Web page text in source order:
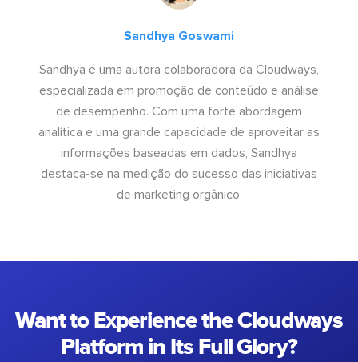
Sandhya Goswami
Sandhya é uma autora colaboradora da Cloudways,
especializada em promoção de conteúdo e análise
de desempenho. Com uma forte abordagem
analítica e uma grande capacidade de aproveitar as
informações baseadas em dados, Sandhya
destaca-se na medição do sucesso das iniciativas
de marketing orgânico.
Want to Experience the Cloudways
Platform in Its Full Glory?